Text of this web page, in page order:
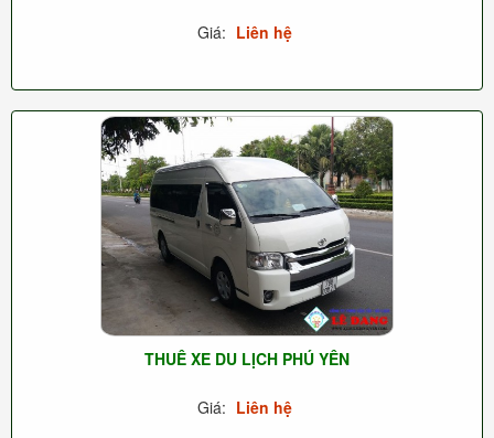
Giá: Liên hệ
THUÊ XE DU LỊCH PHÚ YÊN
Giá: Liên hệ